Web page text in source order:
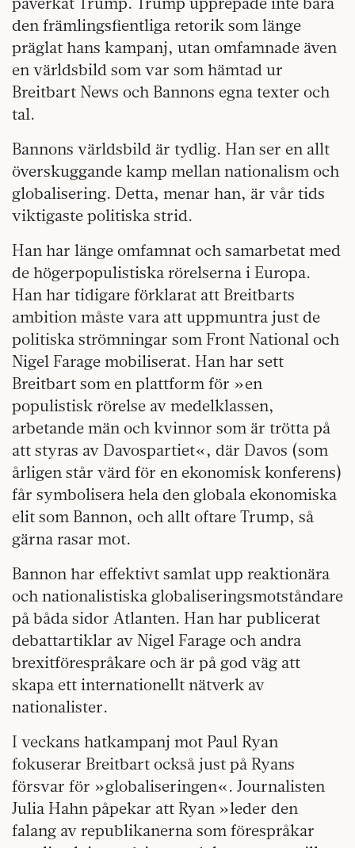
den främlingsfientliga retorik som länge
präglat hans kampanj, utan omfamnade även
en världsbild som var som hämtad ur
Breitbart News och Bannons egna texter och
tal.
Bannons världsbild är tydlig. Han ser en allt
överskuggande kamp mellan nationalism och
globalisering. Detta, menar han, är vår tids
viktigaste politiska strid.
Han har länge omfamnat och samarbetat med
de högerpopulistiska rörelserna i Europa.
Han har tidigare förklarat att Breitbarts
ambition måste vara att uppmuntra just de
politiska strömningar som Front National och
Nigel Farage mobiliserat. Han har sett
Breitbart som en plattform för »en
populistisk rörelse av medelklassen,
arbetande män och kvinnor som är trötta på
att styras av Davospartiet«, där Davos (som
årligen står värd för en ekonomisk konferens)
får symbolisera hela den globala ekonomiska
elit som Bannon, och allt oftare Trump, så
gärna rasar mot.
Bannon har effektivt samlat upp reaktionära
och nationalistiska globaliseringsmotståndare
på båda sidor Atlanten. Han har publicerat
debattartiklar av Nigel Farage och andra
brexitförespråkare och är på god väg att
skapa ett internationellt nätverk av
nationalister.
I veckans hatkampanj mot Paul Ryan
fokuserar Breitbart också just på Ryans
försvar för »globaliseringen«. Journalisten
Julia Hahn påpekar att Ryan »leder den
falang av republikanerna som förespråkar